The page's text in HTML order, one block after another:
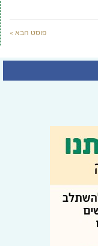
פוסט הבא »